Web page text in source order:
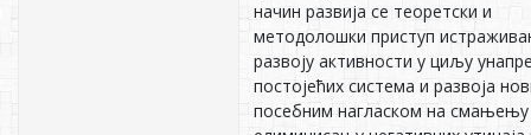
начин развија се теоретски и
методолошки приступ
развоју активности у циљу
постојећих система и развоја
посебним нагласком на